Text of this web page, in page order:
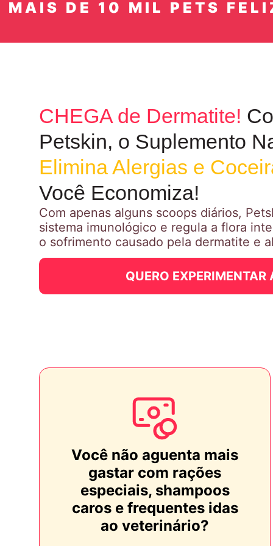
DE 10 MIL PETS
CHEGA de Dermatite!
Petskin, o Suplemento
Elimina Alergias e
Você Economiza!
Com apenas alguns scoops diários,
sistema imunológico e regula a flora
o sofrimento causado pela dermatite e
QUERO EXPERIMENTAR
Você não aguenta mais
gastar com rações
especiais, shampoos
caros e frequentes idas
ao veterinário?